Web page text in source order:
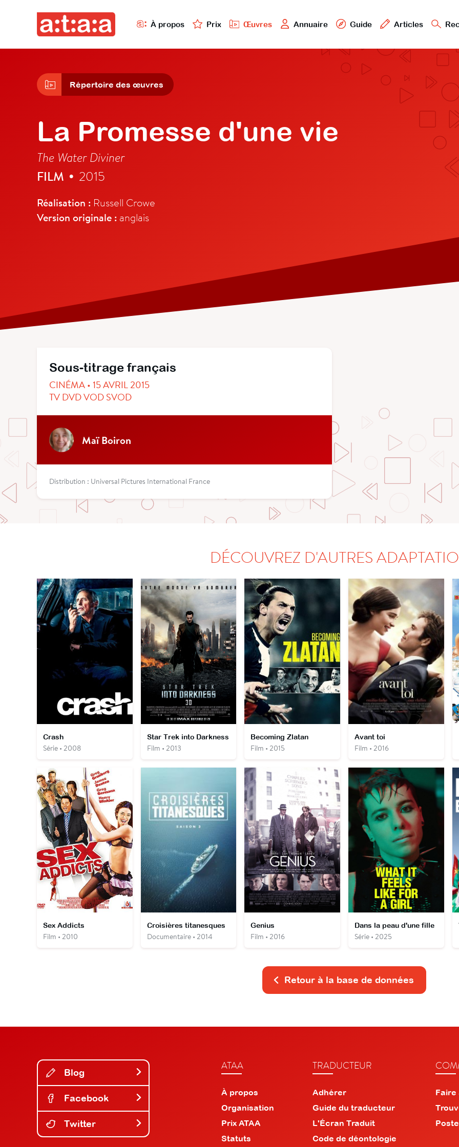
À propos Prix Œuvres Annuaire Guide Articles
Répertoire des œuvres
La Promesse d'une vie
The Water Diviner
FILM • 2015
Réalisation : Russell Crowe
Version originale : anglais
Sous-titrage français
CINÉMA • 15 AVRIL 2015
TV DVD VOD SVOD
Maï Boiron
Distribution : Universal Pictures International France
DÉCOUVREZ D'AUTRES
Crash
Série • 2008
Star Trek into Darkness
Film • 2013
Becoming Zlatan
Film • 2015
Avant toi
Film • 2016
Sex Addicts
Film • 2010
Croisières titanesques
Documentaire • 2014
Genius
Film • 2016
Dans la peau d'une fille
Série • 2025
Retour à la base de données
Blog
Facebook
Twitter
ATAA
À propos
Organisation
Prix ATAA
Statuts
TRADUCTEUR
Adhérer
Guide du traducteur
L'Écran Traduit
Code de déontologie